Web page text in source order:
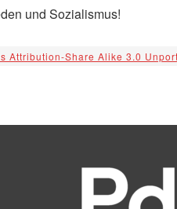
und Sozialismus!
Attribution-Share Alike 3.0